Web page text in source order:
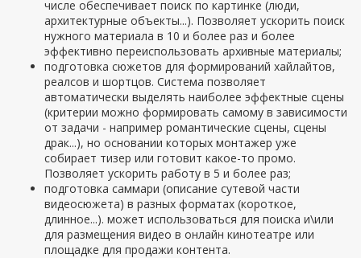
числе обеспечивает поиск по картинке (люди,
архитектурные объекты...). Позволяет ускорить поиск
нужного материала в 10 и более раз и более
эффективно переиспользовать архивные материалы;
подготовка сюжетов для формирований хайлайтов,
реалсов и шортцов. Система позволяет
автоматически выделять наиболее эффектные сцены
(критерии можно формировать самому в зависимости
от задачи - например романтические сцены, сцены
драк...), но основании которых монтажер уже
собирает тизер или готовит какое-то промо.
Позволяет ускорить работу в 5 и более раз;
подготовка саммари (описание сутевой части
видеосюжета) в разных форматах (короткое,
длинное...). может использоваться для поиска и\или
для размещения видео в онлайн кинотеатре или
площадке для продажи контента.